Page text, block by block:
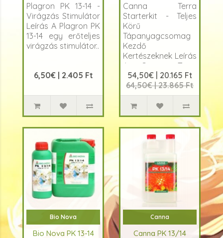
Plagron PK 13-14 -
Virágzás Stimulátor
Leírás A Plagron PK
13-14 egy erőteljes
virágzás stimulátor..
6,50€ | 2.405 Ft
Canna Terra
Starterkit - Teljes
Körű
Tápanyagcsomag
Kezdő
Kertészeknek Leírás
A Canna Terra
Starterkit egy
átfog&o..
54,50€ | 20.165 Ft
64,50€ | 23.865 Ft
Bio Nova
Bio Nova PK 13-14
Canna
Canna PK 13/14